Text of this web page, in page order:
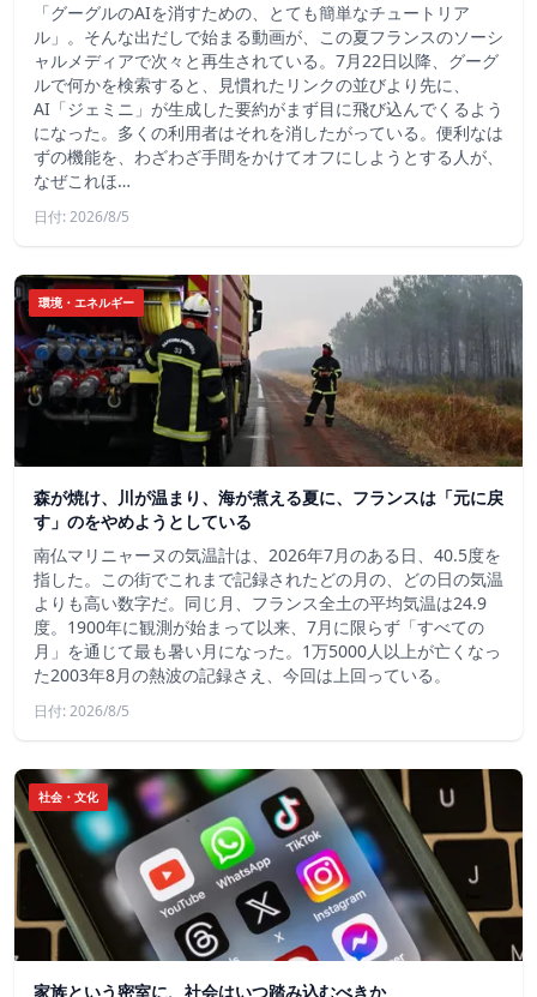
「グーグルのAIを消すための、とても簡単なチュートリア
ル」。そんな出だしで始まる動画が、この夏フランスのソーシ
ャルメディアで次々と再生されている。7月22日以降、グーグ
ルで何かを検索すると、見慣れたリンクの並びより先に、
AI「ジェミニ」が生成した要約がまず目に飛び込んでくるよう
になった。多くの利用者はそれを消したがっている。便利なは
ずの機能を、わざわざ手間をかけてオフにしようとする人が、
なぜこれほ…
日付: 2026/8/5
環境・エネルギー
森が焼け、川が温まり、海が煮える夏に、フランスは「元に戻
す」のをやめようとしている
南仏マリニャーヌの気温計は、2026年7月のある日、40.5度を
指した。この街でこれまで記録されたどの月の、どの日の気温
よりも高い数字だ。同じ月、フランス全土の平均気温は24.9
度。1900年に観測が始まって以来、7月に限らず「すべての
月」を通じて最も暑い月になった。1万5000人以上が亡くなっ
た2003年8月の熱波の記録さえ、今回は上回っている。
日付: 2026/8/5
社会・文化
家族という密室に、社会はいつ踏み込むべきか